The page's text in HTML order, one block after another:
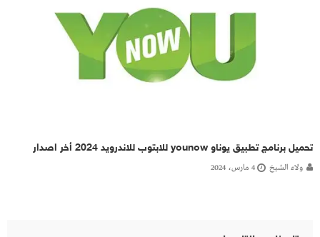
تحميل برنامج تطبيق يوناو younow للابتوب للاندرويد 2024 أخر اصدار
ولاء الشيخ 4 مارس، 2024